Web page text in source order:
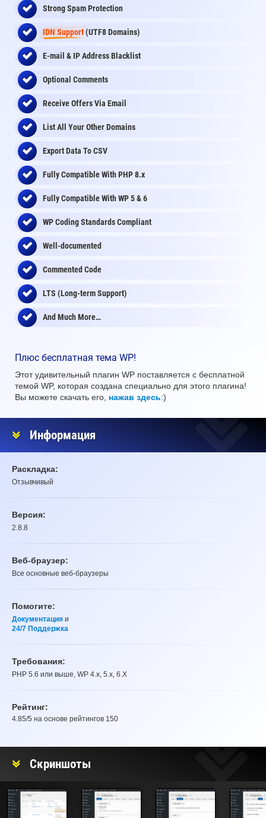
Strong Spam Protection
IDN Support(UTF8 Domains)
E-mail & IP Address Blacklist
Optional Comments
Receive Offers Via Email
List All Your Other Domains
Export Data To CSV
Fully Compatible With PHP 8.x
Fully Compatible With WP 5 & 6
WP Coding Standards Compliant
Well-documented
Commented Code
LTS (Long-term Support)
And Much More…
Плюс бесплатная тема WP!
Этот удивительный плагин WP поставляется с бесплатной
темой WP, которая создана специально для этого плагина!
Вы можете скачать его, нажав здесь:)
Информация
Раскладка:
Отзывчивый
Версия:
2.8.8
Веб-браузер:
Все основные веб-браузеры
Помогите:
Документация и
24/7 Поддержка
Требования:
PHP 5.6 или выше, WP 4.x, 5.x, 6.X
Рейтинг:
4.85/5 на основе рейтингов 150
Скриншоты